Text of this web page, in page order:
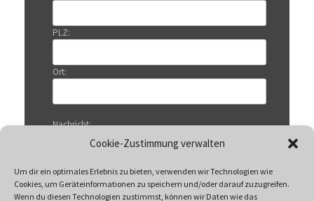
Cookie-Zustimmung verwalten
Um dir ein optimales Erlebnis zu bieten, verwenden wir Technologien wie
Cookies, um Geräteinformationen zu speichern und/oder darauf zuzugreifen.
Wenn du diesen Technologien zustimmst, können wir Daten wie das
PLZ:
Ort:
Nachricht: